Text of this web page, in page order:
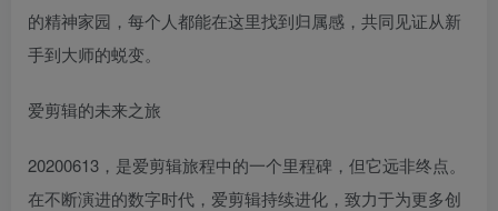
的精神家园，每个人都能在这里找到归属感，共同见证从新
手到大师的蜕变。
爱剪辑的未来之旅
20200613，是爱剪辑旅程中的一个里程碑，但它远非终点。
在不断演进的数字时代，爱剪辑持续进化，致力于为更多创